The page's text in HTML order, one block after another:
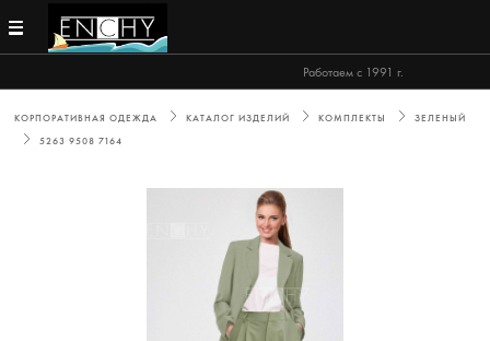
Работаем с 1991 г.
КОРПОРАТИВНАЯ ОДЕЖДА КАТАЛОГ ИЗДЕЛИЙ КОМПЛЕКТЫ
ЗЕЛЕНЫЙ
5263 9508 7164